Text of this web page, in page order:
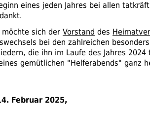
eines jeden Jahres bei allen
möchte sich der Vorstand des
bei den zahlreichen
, die ihn im Laufe des Jahres
gemütlichen "Helferabends" ganz
Februar 2025,